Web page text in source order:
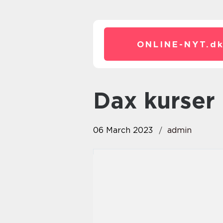
ONLINE-NYT.
dax kurser
06 March 2023 admin